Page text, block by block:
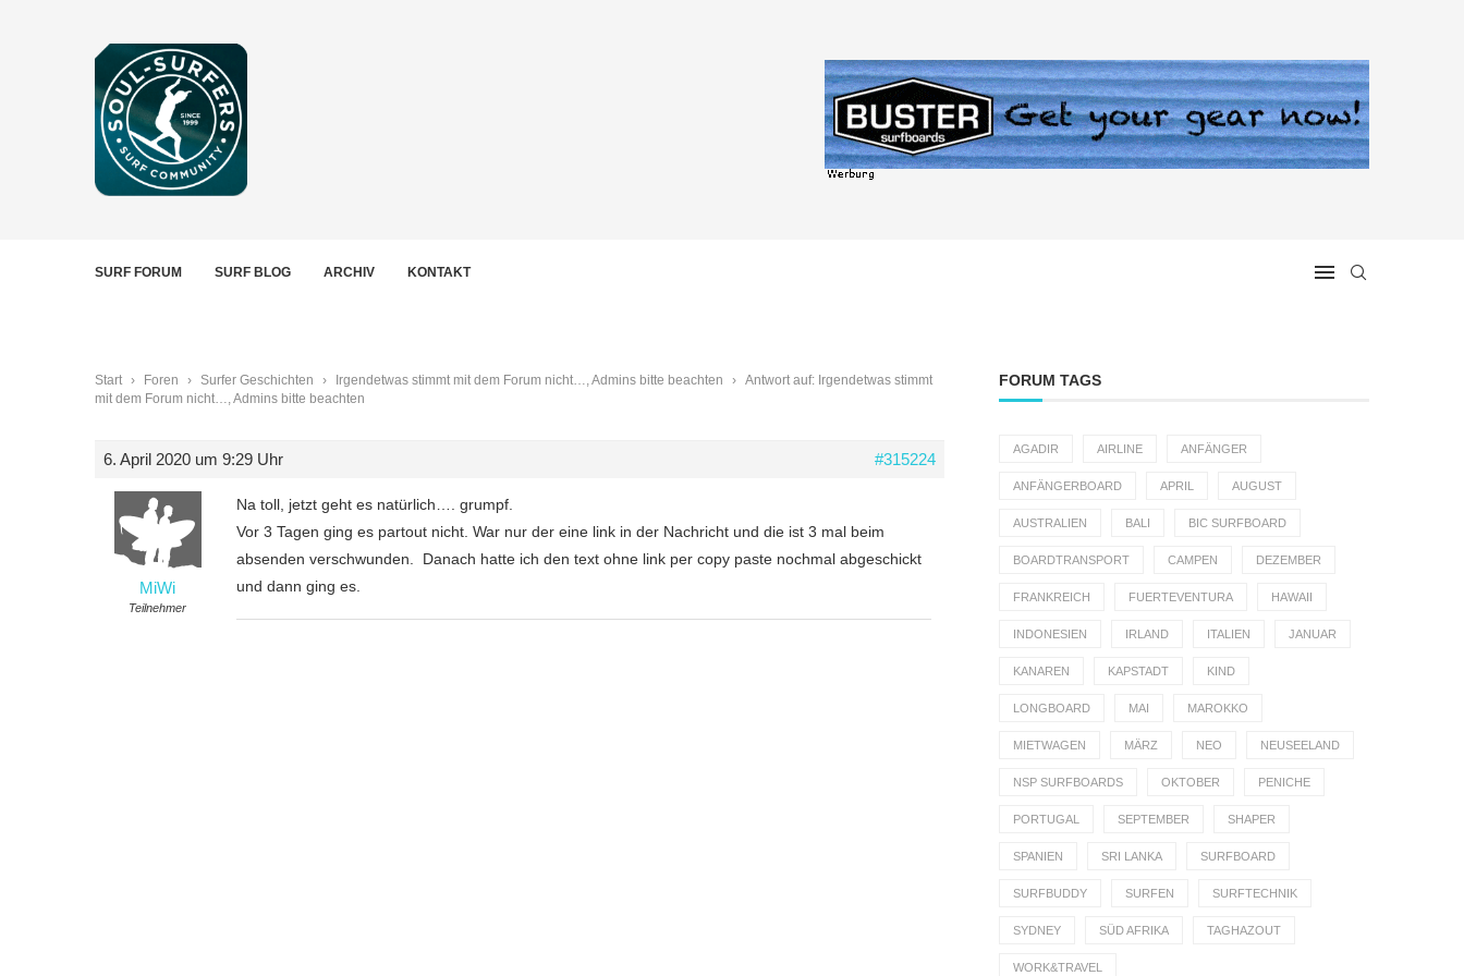
SURF FORUM SURF BLOG ARCHIV KONTAKT
Start › Foren › Surfer Geschichten › Irgendetwas stimmt mit dem Forum nicht…, Admins bitte beachten › Antwort auf: Irgendetwas stimmt
mit dem Forum nicht…, Admins bitte beachten
6. April 2020 um 9:29 Uhr #315224
MiWi
Teilnehmer
Na toll, jetzt geht es natürlich…. grumpf.
Vor 3 Tagen ging es partout nicht. War nur der eine link in der Nachricht und die ist 3 mal beim
absenden verschwunden. Danach hatte ich den text ohne link per copy paste nochmal abgeschickt
und dann ging es.
FORUM TAGS
AGADIR AIRLINE ANFÄNGER
ANFÄNGERBOARD APRIL AUGUST
AUSTRALIEN BALI BIC SURFBOARD
BOARDTRANSPORT CAMPEN DEZEMBER
FRANKREICH FUERTEVENTURA HAWAII
INDONESIEN IRLAND ITALIEN JANUAR
KANAREN KAPSTADT KIND
LONGBOARD MAI MAROKKO
MIETWAGEN MÄRZ NEO NEUSEELAND
NSP SURFBOARDS OKTOBER PENICHE
PORTUGAL SEPTEMBER SHAPER
SPANIEN SRI LANKA SURFBOARD
SURFBUDDY SURFEN SURFTECHNIK
SYDNEY SÜD AFRIKA TAGHAZOUT
WORK&TRAVEL